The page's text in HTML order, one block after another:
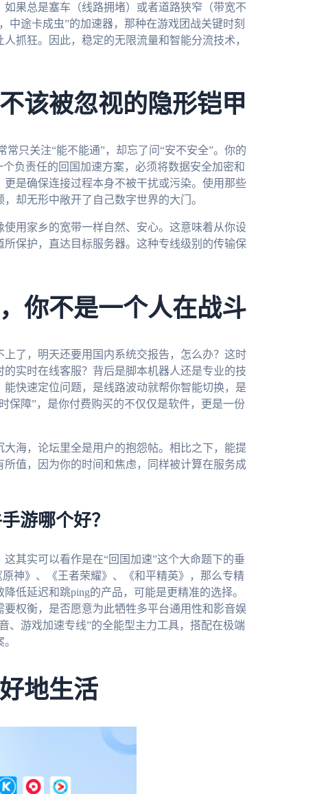
果总是塞车（线路拥堵）或者道路狭窄（带宽不
中途卡成虫”的加速器，那种在游戏团战关键时刻
抓狂。因此，稳定的无限流量和智能分流技术，
该被忽视的隐形铠甲
常只关注“能不能通”，却忘了问“安不安全”。你的
负责任的回国加速方案，必须将数据安全加密和
是确保连接过程本身不被干扰或污染。使用那些
却无形中敞开了自己数字世界的大门。
用家乡的宽带一样自然、安心。这意味着从你设
保护，直达目标服务器。这种专线级别的传输保
你不是一个人在战斗
了，明天还要用国内系统交报告，怎么办？这时
实时在线客服？背后是脚本机器人还是专业的技
快速定位问题，是线路波动就帮你智能切换，是
保障”，是你付费购买的不仅仅是软件，更是一份
海，论坛里全是用户的抱怨帖。相比之下，能提
值，因为你的时间和焦虑，同样被计算在服务成
游哪个好？
其实可以看作是在“回国加速”这个大命题下的垂
神》、《王者荣耀》、《和平精英》，那么专精
低延迟和跳ping的产品，可能是更精准的选择。
权衡，是否愿意为此牺牲多平台通用性和影音娱
、游戏加速专线”的全能型主力工具，搭配在极端
地生活